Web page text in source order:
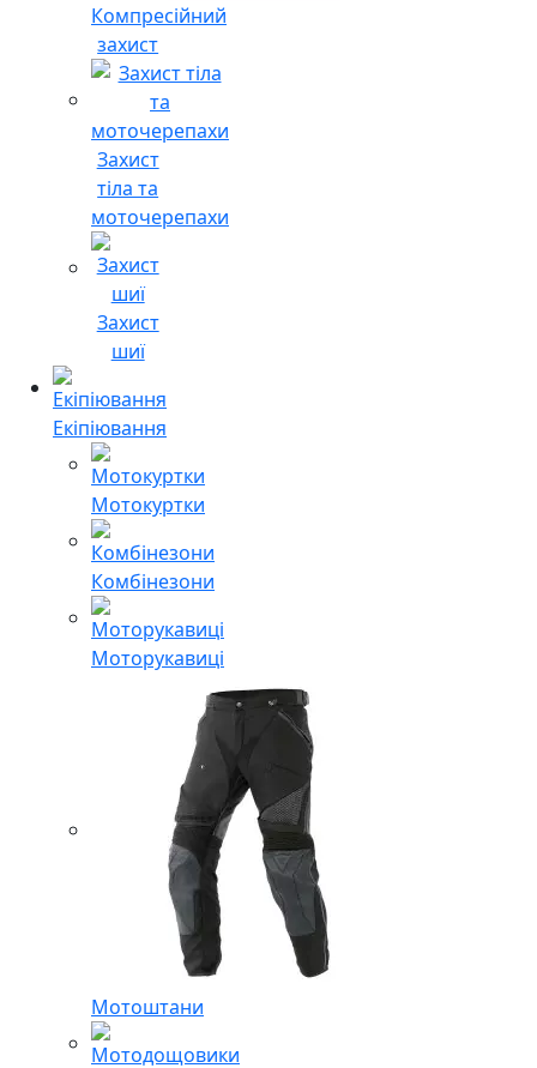
Компресійний
захист
Захист
тіла та
моточерепахи
Захист
шиї
Екіпіювання
Мотокуртки
Комбінезони
Моторукавиці
Мотоштани